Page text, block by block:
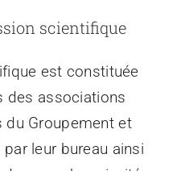
scientifique
est constituée
des associations
Groupement et
leur bureau ainsi